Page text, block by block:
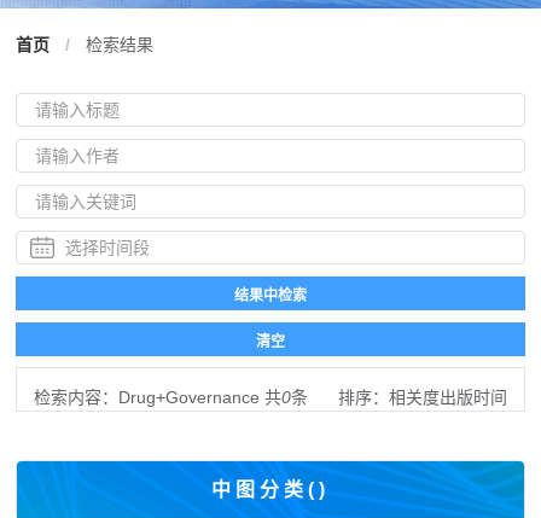
首页 / 检索结果
检索内容： Drug+Governance 共0条 排序： 相关度出版时间
中图分类( )